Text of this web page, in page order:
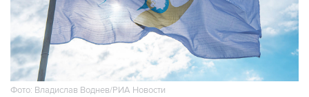
Фото: Владислав Воднев/РИА Новости